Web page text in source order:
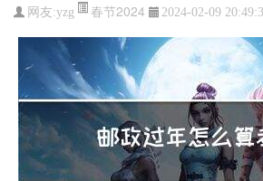
网友:yzg 春节2024 2024-02-09